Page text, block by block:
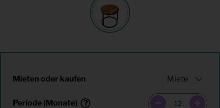
Mieten oder kaufen
Periode (Monate)